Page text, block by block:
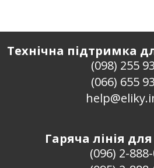
Технічна підтримка
(098) 255
(066) 655
Гаряча лінія
(096) 2-